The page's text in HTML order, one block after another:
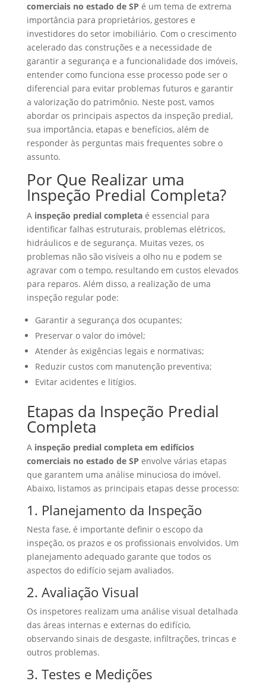
comerciais no estado de SP é um tema de extrema
importância para proprietários, gestores e
investidores do setor imobiliário. Com o crescimento
acelerado das construções e a necessidade de
garantir a segurança e a funcionalidade dos imóveis,
entender como funciona esse processo pode ser o
diferencial para evitar problemas futuros e garantir
a valorização do patrimônio. Neste post, vamos
abordar os principais aspectos da inspeção predial,
sua importância, etapas e benefícios, além de
responder às perguntas mais frequentes sobre o
assunto.
Por Que Realizar uma
Inspeção Predial Completa?
A inspeção predial completaé essencial para
identificar falhas estruturais, problemas elétricos,
hidráulicos e de segurança. Muitas vezes, os
problemas não são visíveis a olho nu e podem se
agravar com o tempo, resultando em custos elevados
para reparos. Além disso, a realização de uma
inspeção regular pode:
Garantir a segurança dos ocupantes;
Preservar o valor do imóvel;
Atender às exigências legais e normativas;
Reduzir custos com manutenção preventiva;
Evitar acidentes e litígios.
Etapas da Inspeção Predial
Completa
A inspeção predial completa em edifícios
comerciais no estado de SP envolve várias etapas
que garantem uma análise minuciosa do imóvel.
Abaixo, listamos as principais etapas desse processo:
1. Planejamento da Inspeção
Nesta fase, é importante definir o escopo da
inspeção, os prazos e os profissionais envolvidos. Um
planejamento adequado garante que todos os
aspectos do edifício sejam avaliados.
2. Avaliação Visual
Os inspetores realizam uma análise visual detalhada
das áreas internas e externas do edifício,
observando sinais de desgaste, infiltrações, trincas e
outros problemas.
3. Testes e Medições